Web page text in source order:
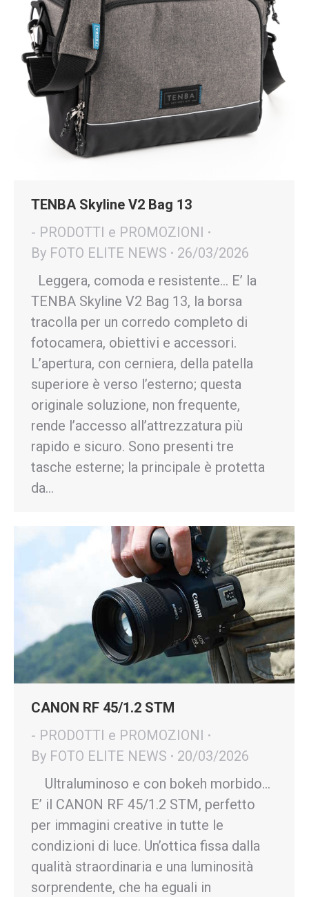
TENBA Skyline V2 Bag 13
- PRODOTTI e PROMOZIONI
By FOTO ELITE NEWS
26/03/2026
Leggera, comoda e resistente… E’ la
TENBA Skyline V2 Bag 13, la borsa
tracolla per un corredo completo di
fotocamera, obiettivi e accessori.
L’apertura, con cerniera, della patella
superiore è verso l’esterno; questa
originale soluzione, non frequente,
rende l’accesso all’attrezzatura più
rapido e sicuro. Sono presenti tre
tasche esterne; la principale è protetta
da…
CANON RF 45/1.2 STM
- PRODOTTI e PROMOZIONI
By FOTO ELITE NEWS
20/03/2026
Ultraluminoso e con bokeh morbido…
E’ il CANON RF 45/1.2 STM, perfetto
per immagini creative in tutte le
condizioni di luce. Un’ottica fissa dalla
qualità straordinaria e una luminosità
sorprendente, che ha eguali in